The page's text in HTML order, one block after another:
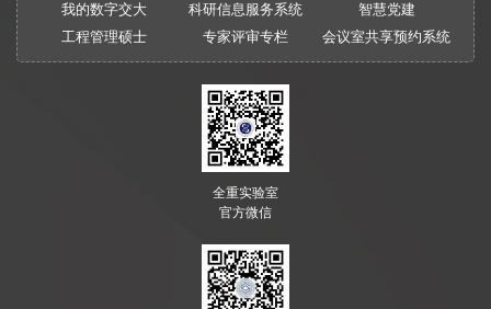
我的数字交大
科研信息服务系统
智慧党建
工程管理硕士
专家评审专栏 会议室共享预约系统
全重实验室
官方微信